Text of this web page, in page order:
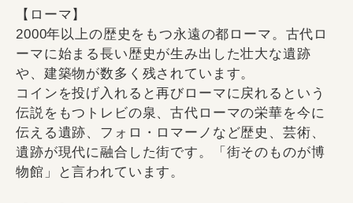
【ローマ】
2000年以上の歴史をもつ永遠の都ローマ。古代ロ
ーマに始まる長い歴史が生み出した壮大な遺跡
や、建築物が数多く残されています。
コインを投げ入れると再びローマに戻れるという
伝説をもつトレビの泉、古代ローマの栄華を今に
伝える遺跡、フォロ・ロマーノなど歴史、芸術、
遺跡が現代に融合した街です。「街そのものが博
物館」と言われています。